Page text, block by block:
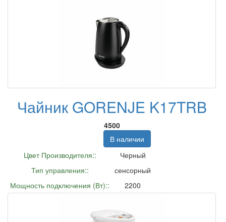
Чайник GORENJE K17TRB
4500
В наличии
Цвет Производителя::
Черный
Тип управления::
сенсорный
Мощность подключения (Вт)::
2200